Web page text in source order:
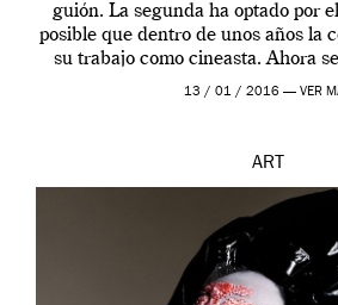
guión. La segunda ha optado por
posible que dentro de unos años la
su trabajo como cineasta. Ahora
contarnos una
13 / 01 / 2016 — VER
ART